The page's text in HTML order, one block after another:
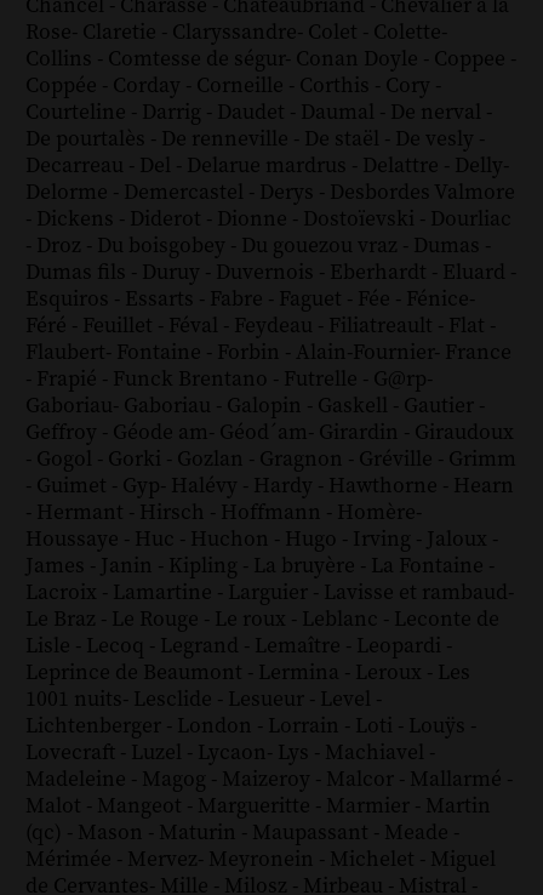
Chancel - Charasse - Chateaubriand - Chevalier à la
Rose- Claretie - Claryssandre- Colet - Colette-
Collins - Comtesse de ségur- Conan Doyle - Coppee -
Coppée - Corday - Corneille - Corthis - Cory -
Courteline - Darrig - Daudet - Daumal - De nerval -
De pourtalès - De renneville - De staël - De vesly -
Decarreau - Del - Delarue mardrus - Delattre - Delly-
Delorme - Demercastel - Derys - Desbordes Valmore
- Dickens - Diderot - Dionne - Dostoïevski - Dourliac
- Droz - Du boisgobey - Du gouezou vraz - Dumas -
Dumas fils - Duruy - Duvernois - Eberhardt - Eluard -
Esquiros - Essarts - Fabre - Faguet - Fée - Fénice-
Féré - Feuillet - Féval - Feydeau - Filiatreault - Flat -
Flaubert- Fontaine - Forbin - Alain-Fournier- France
- Frapié - Funck Brentano - Futrelle - G@rp-
Gaboriau- Gaboriau - Galopin - Gaskell - Gautier -
Geffroy - Géode am- Géod´am- Girardin - Giraudoux
- Gogol - Gorki - Gozlan - Gragnon - Gréville - Grimm
- Guimet - Gyp- Halévy - Hardy - Hawthorne - Hearn
- Hermant - Hirsch - Hoffmann - Homère-
Houssaye - Huc - Huchon - Hugo - Irving - Jaloux -
James - Janin - Kipling - La bruyère - La Fontaine -
Lacroix - Lamartine - Larguier - Lavisse et rambaud-
Le Braz - Le Rouge - Le roux - Leblanc - Leconte de
Lisle - Lecoq - Legrand - Lemaître - Leopardi -
Leprince de Beaumont - Lermina - Leroux - Les
1001 nuits- Lesclide - Lesueur - Level -
Lichtenberger - London - Lorrain - Loti - Louÿs -
Lovecraft - Luzel - Lycaon- Lys - Machiavel -
Madeleine - Magog - Maizeroy - Malcor - Mallarmé -
Malot - Mangeot - Margueritte - Marmier - Martin
(qc) - Mason - Maturin - Maupassant - Meade -
Mérimée - Mervez- Meyronein - Michelet - Miguel
de Cervantes- Mille - Milosz - Mirbeau - Mistral -